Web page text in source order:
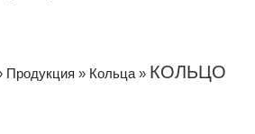
Продукция » Кольца » КОЛЬЦО